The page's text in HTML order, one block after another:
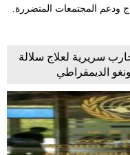
تعليم
علوم
وتكنولوجيا
ودعم المجتمعات المتضررة.
سريرية لعلاج سلالة
الديمقراطي